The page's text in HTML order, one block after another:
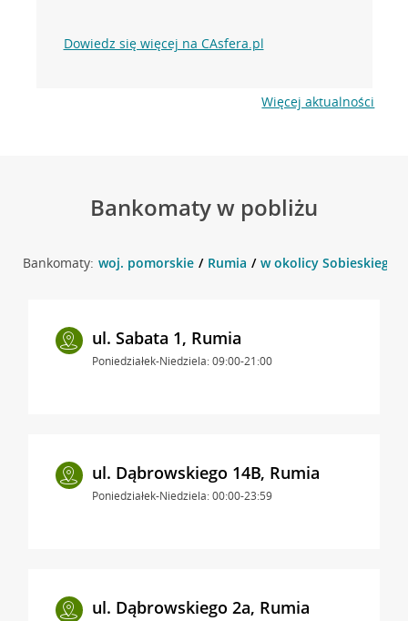
Dowiedz się więcej na CAsfera.pl
Więcej aktualności
Bankomaty w pobliżu
Bankomaty: woj. pomorskie Rumia w okolicy Sobieskiego
ul. Sabata 1, Rumia
Poniedziałek-Niedziela: 09:00-21:00
ul. Dąbrowskiego 14B, Rumia
Poniedziałek-Niedziela: 00:00-23:59
ul. Dąbrowskiego 2a, Rumia